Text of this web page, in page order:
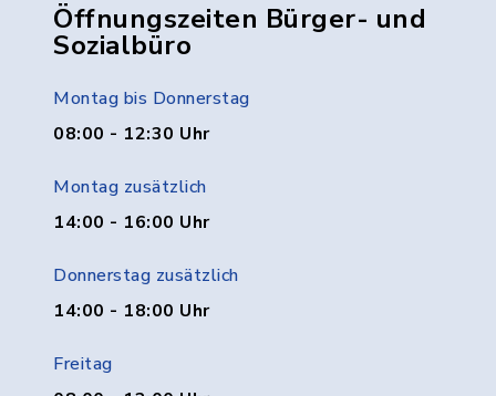
Öffnungszeiten Bürger- und
Sozialbüro
Montag bis Donnerstag
08:00 - 12:30 Uhr
Montag zusätzlich
14:00 - 16:00 Uhr
Donnerstag zusätzlich
14:00 - 18:00 Uhr
Freitag